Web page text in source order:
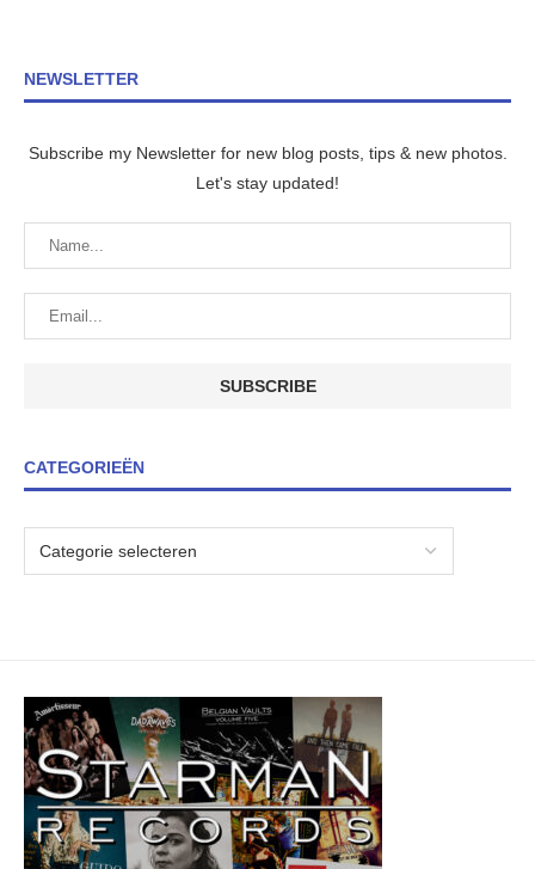
NEWSLETTER
Subscribe my Newsletter for new blog posts, tips & new photos.
Let's stay updated!
CATEGORIEËN